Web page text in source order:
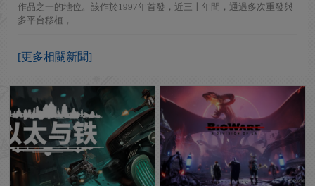
作品之一的地位。該作於1997年首發，近三十年間，通過多次重發與
多平台移植，...
[更多相關新聞]